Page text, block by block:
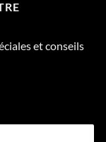
et conseils